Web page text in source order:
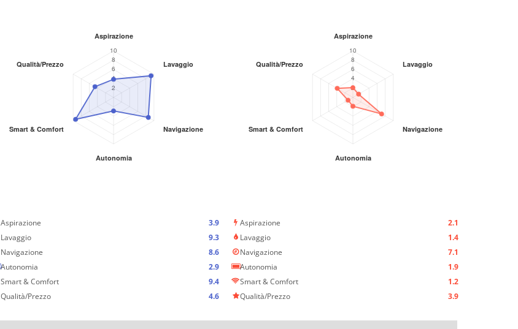
Aspirazione
3.9
Lavaggio
9.3
Navigazione
8.6
Autonomia
2.9
Smart & Comfort
9.4
Qualità/Prezzo
4.6
Aspirazione
2.1
Lavaggio
1.4
Navigazione
7.1
Autonomia
1.9
Smart & Comfort
1.2
Qualità/Prezzo
3.9